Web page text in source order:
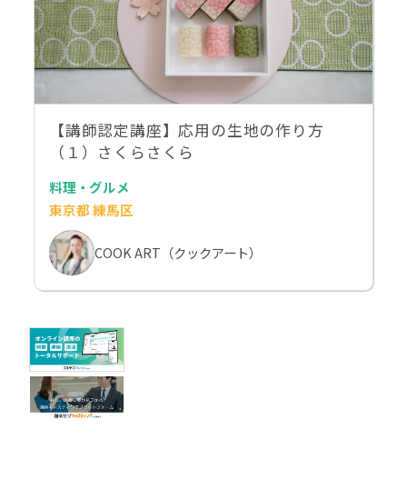
【講師認定講座】応用の生地の作り方
（１）さくらさくら
料理・グルメ
東京都 練馬区
COOK ART（クックアート）